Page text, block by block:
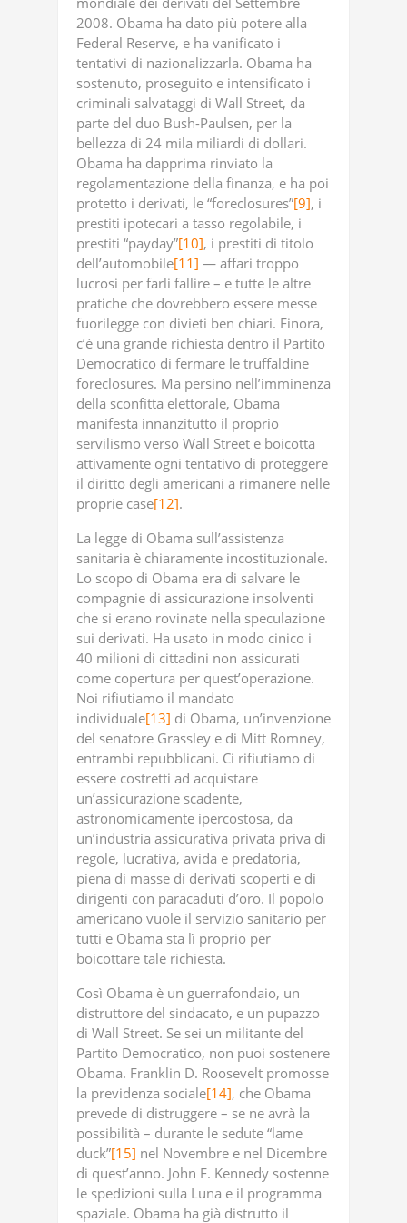
2008. Obama ha dato più potere alla
Federal Reserve, e ha vanificato i
tentativi di nazionalizzarla. Obama ha
sostenuto, proseguito e intensificato i
criminali salvataggi di Wall Street, da
parte del duo Bush-Paulsen, per la
bellezza di 24 mila miliardi di dollari.
Obama ha dapprima rinviato la
regolamentazione della finanza, e ha poi
protetto i derivati, le “foreclosures”[9], i
prestiti ipotecari a tasso regolabile, i
prestiti “payday”[10], i prestiti di titolo
dell’automobile[11] — affari troppo
lucrosi per farli fallire – e tutte le altre
pratiche che dovrebbero essere messe
fuorilegge con divieti ben chiari. Finora,
c’è una grande richiesta dentro il Partito
Democratico di fermare le truffaldine
foreclosures. Ma persino nell’imminenza
della sconfitta elettorale, Obama
manifesta innanzitutto il proprio
servilismo verso Wall Street e boicotta
attivamente ogni tentativo di proteggere
il diritto degli americani a rimanere nelle
proprie case[12].
La legge di Obama sull’assistenza
sanitaria è chiaramente incostituzionale.
Lo scopo di Obama era di salvare le
compagnie di assicurazione insolventi
che si erano rovinate nella speculazione
sui derivati. Ha usato in modo cinico i
40 milioni di cittadini non assicurati
come copertura per quest’operazione.
Noi rifiutiamo il mandato
individuale[13] di Obama, un’invenzione
del senatore Grassley e di Mitt Romney,
entrambi repubblicani. Ci rifiutiamo di
essere costretti ad acquistare
un’assicurazione scadente,
astronomicamente ipercostosa, da
un’industria assicurativa privata priva di
regole, lucrativa, avida e predatoria,
piena di masse di derivati scoperti e di
dirigenti con paracaduti d’oro. Il popolo
americano vuole il servizio sanitario per
tutti e Obama sta lì proprio per
boicottare tale richiesta.
Così Obama è un guerrafondaio, un
distruttore del sindacato, e un pupazzo
di Wall Street. Se sei un militante del
Partito Democratico, non puoi sostenere
Obama. Franklin D. Roosevelt promosse
la previdenza sociale[14], che Obama
prevede di distruggere – se ne avrà la
possibilità – durante le sedute “lame
duck”[15] nel Novembre e nel Dicembre
di quest’anno. John F. Kennedy sostenne
le spedizioni sulla Luna e il programma
spaziale. Obama ha già distrutto il